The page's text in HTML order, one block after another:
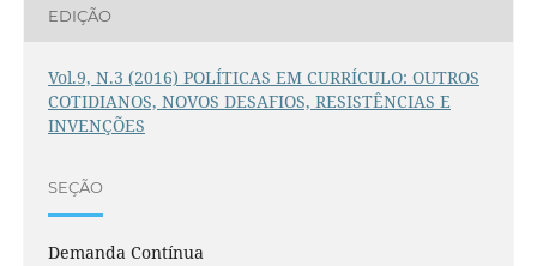
EDIÇÃO
Vol.9, N.3 (2016) POLÍTICAS EM CURRÍCULO: OUTROS
COTIDIANOS, NOVOS DESAFIOS, RESISTÊNCIAS E
INVENÇÕES
SEÇÃO
Demanda Contínua